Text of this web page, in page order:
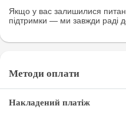
Якщо у вас залишилися
підтримки — ми завжди раді
Методи оплати
Накладений платіж